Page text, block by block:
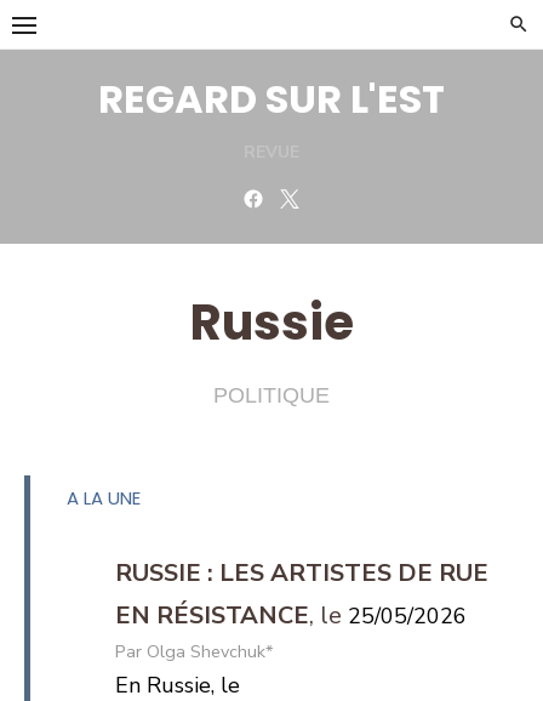
Skip
to
REGARD SUR L'EST
Facebook
Russie
POLITIQUE
A LA UNE
RUSSIE : LES ARTISTES DE RUE
EN RÉSISTANCE
25/05/2026
Olga Shevchuk*
En Russie, le